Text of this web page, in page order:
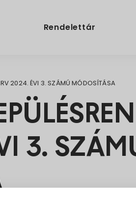
Rendelettár
2024. ÉVI 3. SZÁMÚ MÓDOSÍTÁSA
3.